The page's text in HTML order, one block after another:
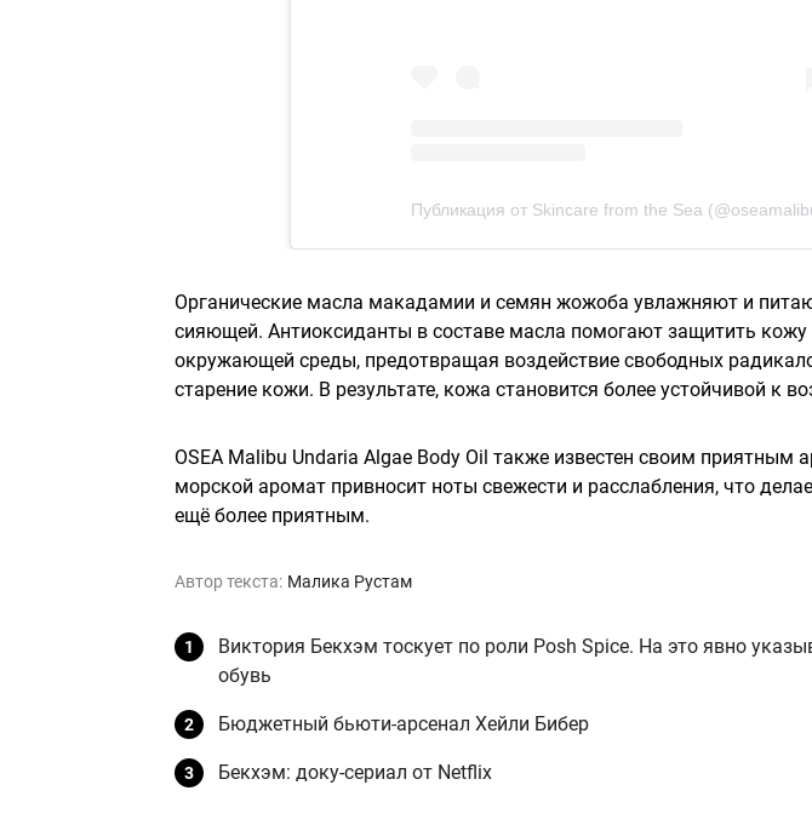
Публикация от Skincare from the Sea
Органические масла макадамии и семян жожоба увлажняют и
сияющей. Антиоксиданты в составе масла помогают защитить кожу
окружающей среды, предотвращая воздействие свободных
старение кожи. В результате, кожа становится более устойчивой к
OSEA Malibu Undaria Algae Body Oil также известен своим приятным
морской аромат привносит ноты свежести и расслабления, что
ещё более приятным.
Автор текста: Малика Рустам
Виктория Бекхэм тоскует по роли Posh Spice. На это явно
обувь
Бюджетный бьюти-арсенал Хейли Бибер
Бекхэм: доку-сериал от Netflix